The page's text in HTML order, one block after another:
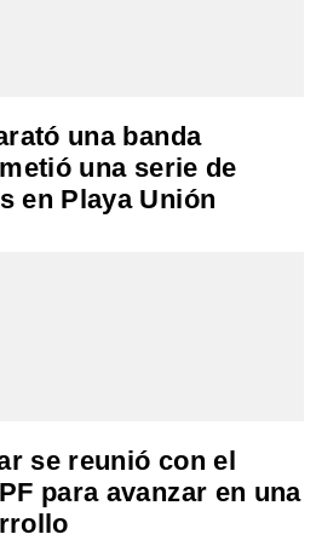
una banda
una serie de
en Playa Unión
se reunió con el
para avanzar en una